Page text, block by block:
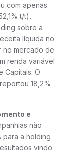
com apenas
t/t),
sobre a
líquida no
no mercado de
renda variável
Capitais. O
18,2%
e
não
para a holding
vindo